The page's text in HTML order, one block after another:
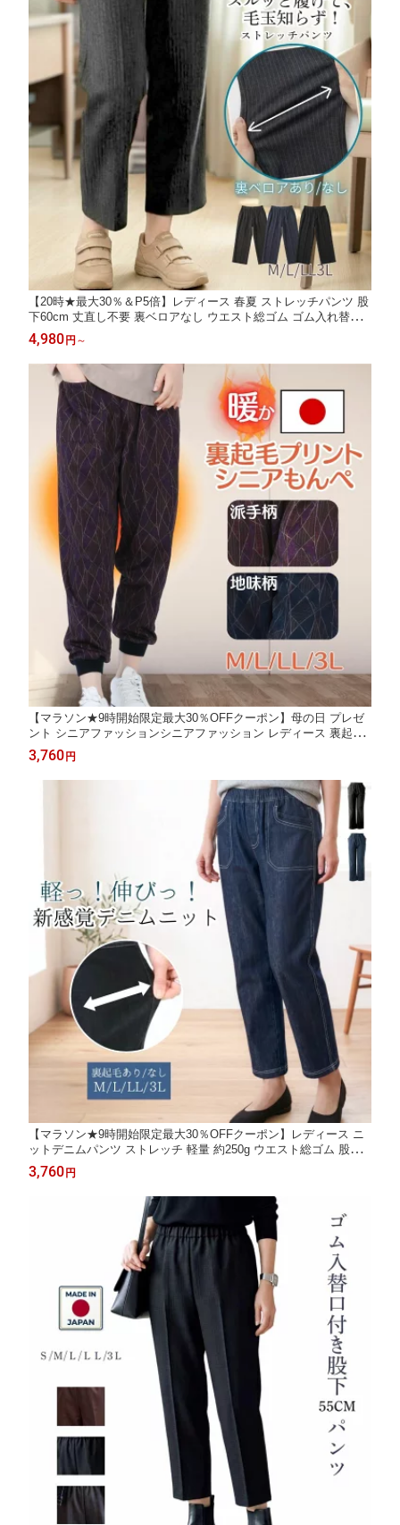
【20時★最大30％＆P5倍】レディース 春夏 ストレッチパンツ 股
下60cm 丈直し不要 裏ベロアなし ウエスト総ゴム ゴム入れ替え
口 ポケット付き 毛玉になりにくい 通院 リハビリ デイサービス
介護 ミセス シニア 婦人服
4,980 円 ～
【マラソン★9時開始限定最大30％OFFクーポン】母の日 プレゼ
ント シニアファッションシニアファッション レディース 裏起毛
パンツ 温かい もんぺ 冬 暖かい 高齢者 ズボン ボトムス 70代 80
代 90代 ホームウエア プリント柄 花柄 葉っぱ柄 パンツ 部屋着
3,760 円
【マラソン★9時開始限定最大30％OFFクーポン】レディース ニ
ットデニムパンツ ストレッチ 軽量 約250g ウエスト総ゴム 股下6
0cm ゆったり シワになりにくい デニム調 春夏 秋冬 裏起毛あり
なし ミセス シニア 婦人服 M L LL 3L
3,760 円